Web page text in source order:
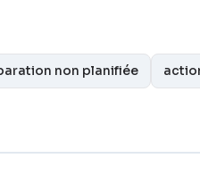
non planifiée